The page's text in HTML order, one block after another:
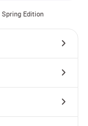
Spring Edition